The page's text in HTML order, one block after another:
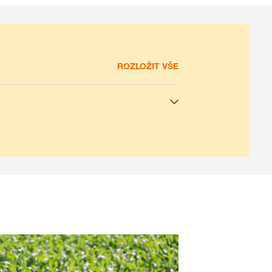
ROZLOŽIT VŠE